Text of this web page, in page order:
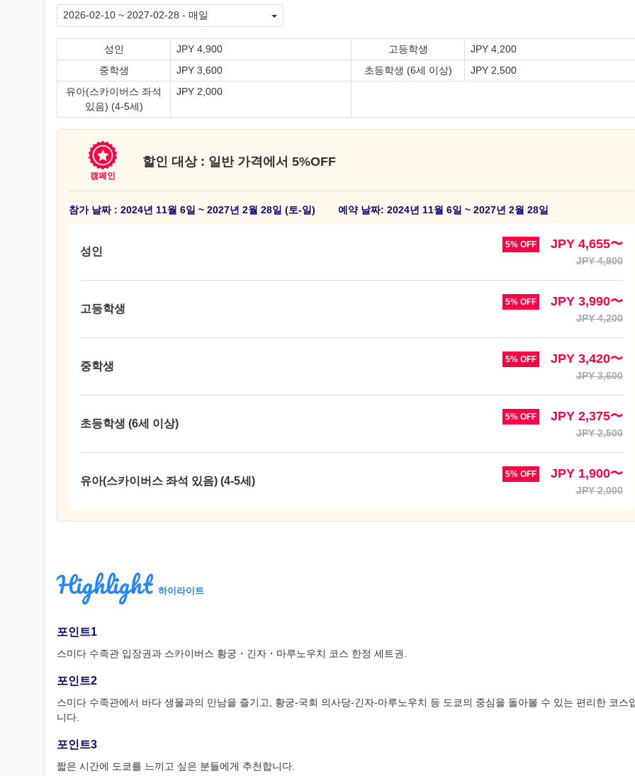
성인 JPY 4,900 고등학생
JPY 4,200
중학생
JPY 3,600 초등학생 (6세 이상)
JPY 2,500
유아(스카이버스 좌석
있음) (4-5세)
JPY 2,000
캠페인
할인 대상 : 일반 가격에서 5%OFF
참가 날짜 : 2024년 11월 6일 ~ 2027년 2월 28일 (토-일) 예약 날짜: 2024년 11월 6일 ~ 2027년 2월 28일
성인
5% OFF JPY 4,655〜
JPY 4,900
고등학생
5% OFF JPY 3,990〜
JPY 4,200
중학생
5% OFF JPY 3,420〜
JPY 3,600
초등학생 (6세 이상)
5% OFF JPY 2,375〜
JPY 2,500
유아(스카이버스 좌석 있음) (4-5세)
5% OFF JPY 1,900〜
JPY 2,000
Highlight 하이라이트
포인트1
스미다 수족관 입장권과 스카이버스 황궁・긴자・마루노우치 코스 한정 세트권.
포인트2
스미다 수족관에서 바다 생물과의 만남을 즐기고, 황궁-국회 의사당-긴자-마루노우치 등 도쿄의 중심을 돌아볼 수 있는 편리한 코스
니다.
포인트3
짧은 시간에 도쿄를 느끼고 싶은 분들에게 추천합니다.